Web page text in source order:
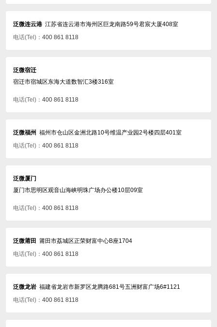
泛微连云港 江苏省连云港市海州区巨龙南路59号君宸大厦408室
电话(Tel)： 400 861 8118
泛微宿迁
宿迁市宿城区东海大道数智汇3楼316室
电话(Tel)： 400 861 8118
泛微福州 福州市仓山区金洲北路10号维温产业园2号楼四层401室
电话(Tel)： 400 861 8118
泛微厦门
厦门市思明区观音山海峡明珠广场办公楼10层09室
电话(Tel)： 400 861 8118
泛微莆田 莆田市荔城区正荣财富中心B座1704
电话(Tel)： 400 861 8118
泛微龙岩 福建省龙岩市新罗区龙腾路681号五洲财富广场6#1121
电话(Tel)： 400 861 8118